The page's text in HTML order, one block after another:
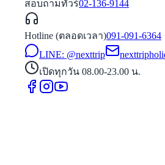
สอบถามทัวร์02-136-9144
Hotline (ตลอดเวลา)091-091-6364
LINE: @nexttrip
เปิดทุกวัน 08.00-23.00 น.